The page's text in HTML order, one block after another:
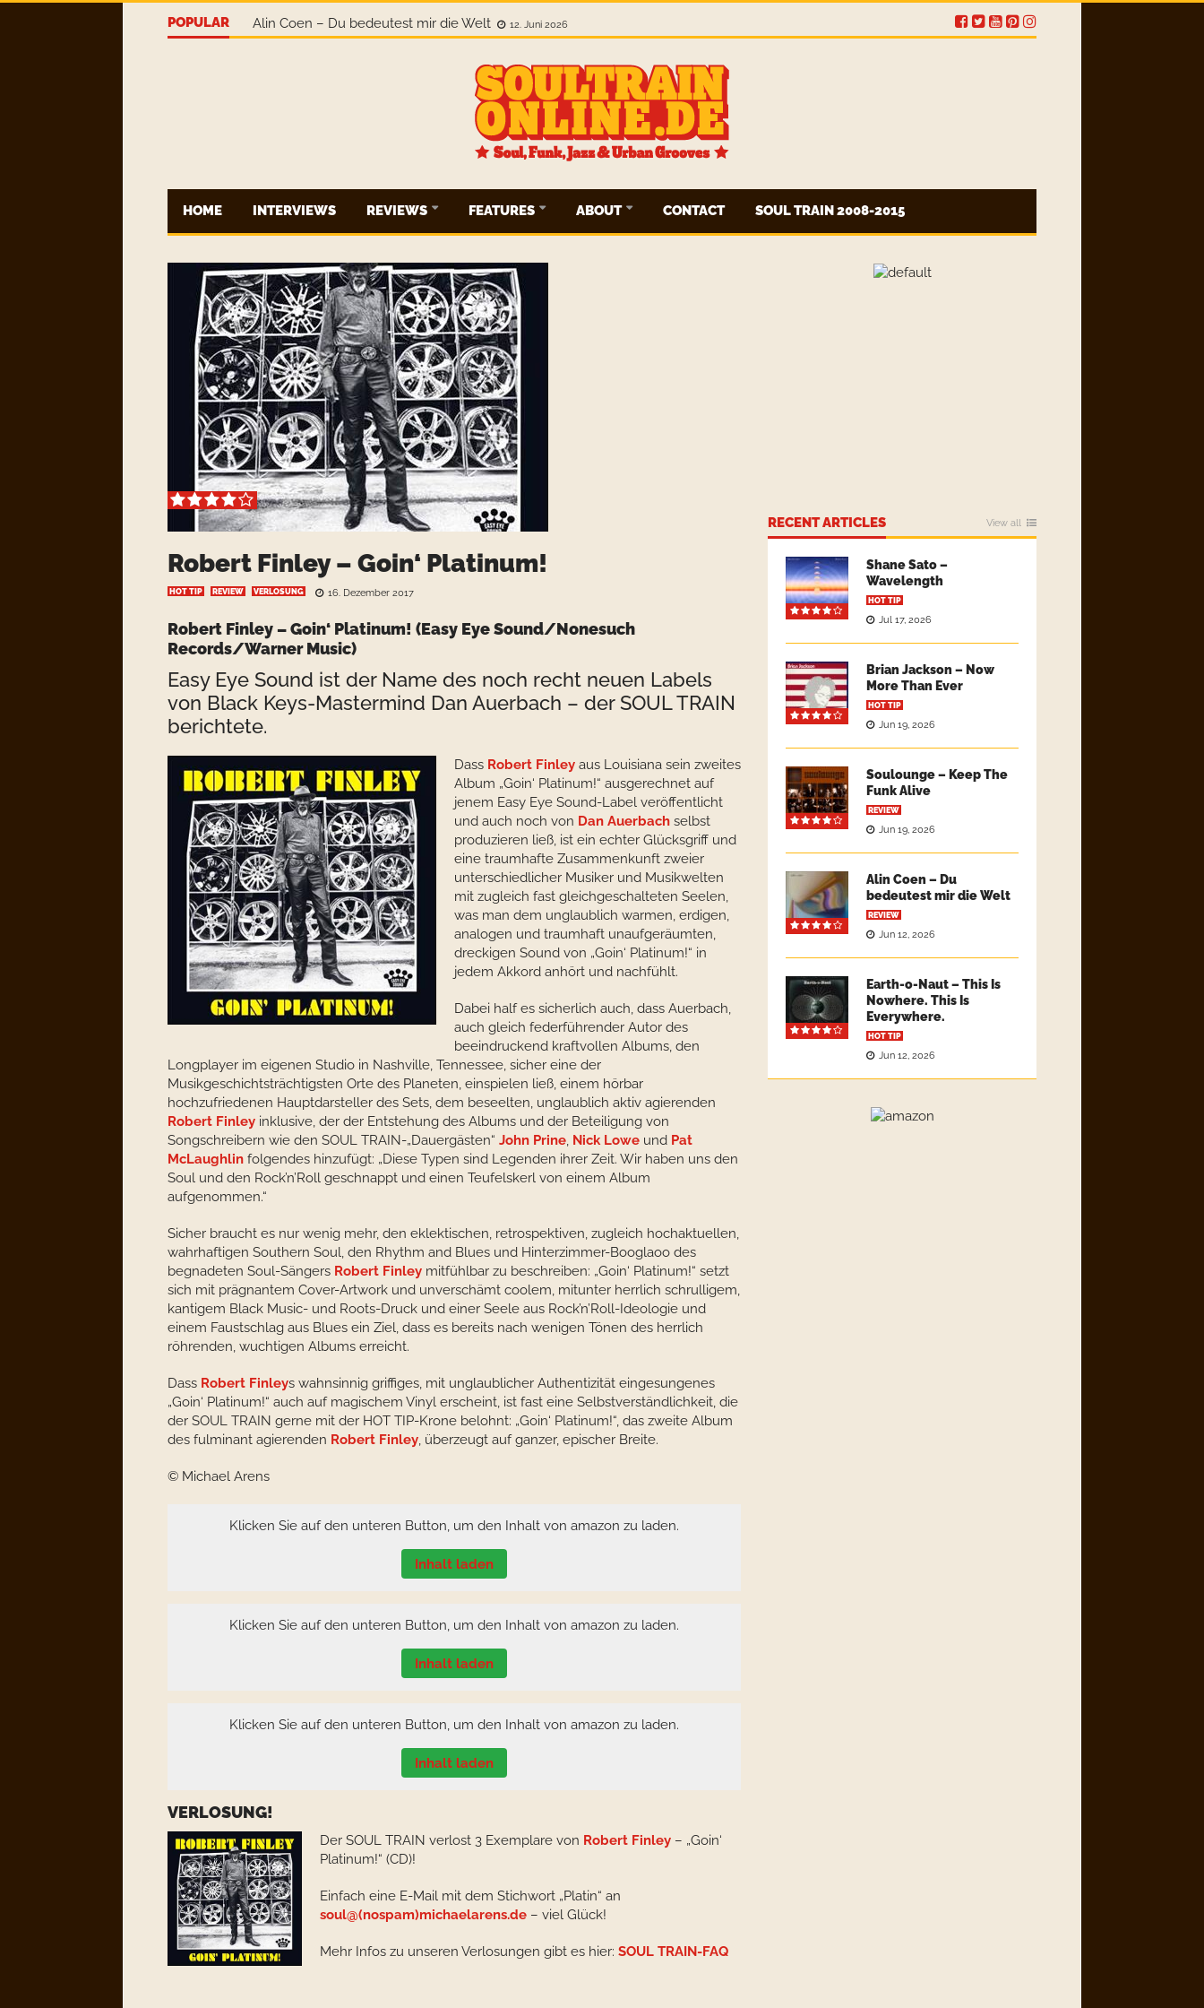
POPULAR Earth-o-Naut – This Is Nowhere. This Is Everywhere.
HOME INTERVIEWS REVIEWS FEATURES ABOUT CONTACT SOUL TRAIN 2008-2015
Robert Finley – Goin‘ Platinum!
HOT TIP REVIEW VERLOSUNG 16. Dezember 2017
Robert Finley – Goin‘ Platinum! (Easy Eye Sound/Nonesuch
Records/Warner Music)
Easy Eye Sound ist der Name des noch recht neuen Labels
von Black Keys-Mastermind Dan Auerbach – der SOUL TRAIN
berichtete.
Dass Robert Finley aus Louisiana sein zweites
Album „Goin‘ Platinum!“ ausgerechnet auf
jenem Easy Eye Sound-Label veröffentlicht
und auch noch von Dan Auerbach selbst
produzieren ließ, ist ein echter Glücksgriff und
eine traumhafte Zusammenkunft zweier
unterschiedlicher Musiker und Musikwelten
mit zugleich fast gleichgeschalteten Seelen,
was man dem unglaublich warmen, erdigen,
analogen und traumhaft unaufgeräumten,
dreckigen Sound von „Goin‘ Platinum!“ in
jedem Akkord anhört und nachfühlt.
Dabei half es sicherlich auch, dass Auerbach,
auch gleich federführender Autor des
beeindruckend kraftvollen Albums, den
Longplayer im eigenen Studio in Nashville, Tennessee, sicher eine der
Musikgeschichtsträchtigsten Orte des Planeten, einspielen ließ, einem hörbar
hochzufriedenen Hauptdarsteller des Sets, dem beseelten, unglaublich aktiv agierenden
Robert Finley inklusive, der der Entstehung des Albums und der Beteiligung von
Songschreibern wie den SOUL TRAIN-„Dauergästen“ John Prine, Nick Lowe und Pat
McLaughlin folgendes hinzufügt: „Diese Typen sind Legenden ihrer Zeit. Wir haben uns den
Soul und den Rock’n’Roll geschnappt und einen Teufelskerl von einem Album
aufgenommen.“
Sicher braucht es nur wenig mehr, den eklektischen, retrospektiven, zugleich hochaktuellen,
wahrhaftigen Southern Soul, den Rhythm and Blues und Hinterzimmer-Booglaoo des
begnadeten Soul-Sängers Robert Finley mitfühlbar zu beschreiben: „Goin‘ Platinum!“ setzt
sich mit prägnantem Cover-Artwork und unverschämt coolem, mitunter herrlich schrulligem,
kantigem Black Music- und Roots-Druck und einer Seele aus Rock’n’Roll-Ideologie und
einem Faustschlag aus Blues ein Ziel, dass es bereits nach wenigen Tönen des herrlich
röhrenden, wuchtigen Albums erreicht.
Dass Robert Finleys wahnsinnig griffiges, mit unglaublicher Authentizität eingesungenes
„Goin‘ Platinum!“ auch auf magischem Vinyl erscheint, ist fast eine Selbstverständlichkeit, die
der SOUL TRAIN gerne mit der HOT TIP-Krone belohnt: „Goin‘ Platinum!“, das zweite Album
des fulminant agierenden Robert Finley, überzeugt auf ganzer, epischer Breite.
© Michael Arens
Klicken Sie auf den unteren Button, um den Inhalt von amazon zu laden.
Inhalt laden
Klicken Sie auf den unteren Button, um den Inhalt von amazon zu laden.
Inhalt laden
Klicken Sie auf den unteren Button, um den Inhalt von amazon zu laden.
Inhalt laden
VERLOSUNG!
Der SOUL TRAIN verlost 3 Exemplare von Robert Finley – „Goin‘
Platinum!“ (CD)!
Einfach eine E-Mail mit dem Stichwort „Platin“ an
soul@(nospam)michaelarens.de – viel Glück!
Mehr Infos zu unseren Verlosungen gibt es hier: SOUL TRAIN-FAQ
RECENT ARTICLES View all
Shane Sato –
Wavelength
HOT TIP
Jul 17, 2026
Brian Jackson – Now
More Than Ever
HOT TIP
Jun 19, 2026
Soulounge – Keep The
Funk Alive
REVIEW
Jun 19, 2026
Alin Coen – Du
bedeutest mir die Welt
REVIEW
Jun 12, 2026
Earth-o-Naut – This Is
Nowhere. This Is
Everywhere.
HOT TIP
Jun 12, 2026